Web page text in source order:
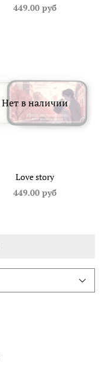
449.00 руб
Нет в наличии
Love story
449.00 руб